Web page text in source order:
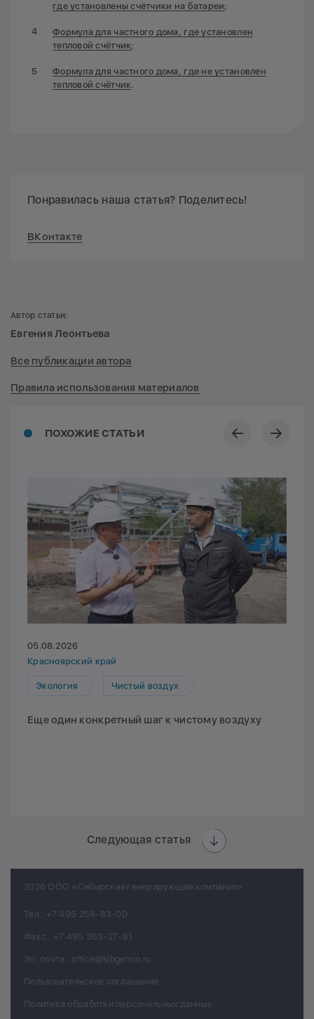
где установлены счётчики на батареи;
Формула для частного дома, где установлен
тепловой счётчик;
Формула для частного дома, где не установлен
тепловой счётчик.
Понравилась наша статья? Поделитесь!
ВКонтакте
ПОХОЖИЕ СТАТЬИ
05.08.2026
Красноярский край
Экология Чистый воздух
Еще один конкретный шаг к чистому воздуху
Следующая статья
Автор статьи:
Евгения Леонтьева
Все публикации автора
Правила использования материалов
2026 ООО «Сибирская генерирующая компания»
Тел.: +7 495 258-83-00
Факс.: +7 495 363-27-81
Эл. почта.: office@sibgenco.ru
Пользовательское соглашение
Политика обработки персональных данных